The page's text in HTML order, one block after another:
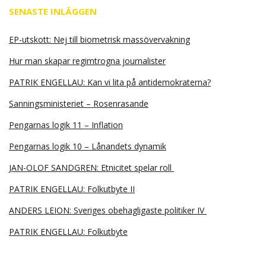
SENASTE INLÄGGEN
EP-utskott: Nej till biometrisk massövervakning
Hur man skapar regimtrogna journalister
PATRIK ENGELLAU: Kan vi lita på antidemokraterna?
Sanningsministeriet – Rosenrasande
Pengarnas logik 11 – Inflation
Pengarnas logik 10 – Lånandets dynamik
JAN-OLOF SANDGREN: Etnicitet spelar roll
PATRIK ENGELLAU: Folkutbyte II
ANDERS LEION: Sveriges obehagligaste politiker IV
PATRIK ENGELLAU: Folkutbyte